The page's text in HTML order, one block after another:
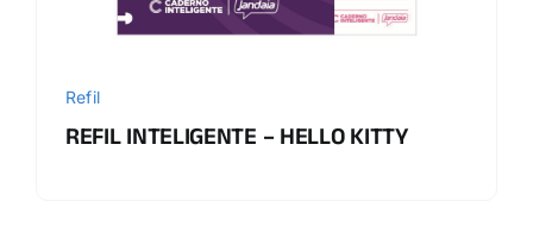
Refil
REFIL INTELIGENTE – HELLO KITTY